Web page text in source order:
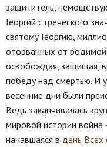
защититель,
Георгий с греческого
святому Георгию,
оторванных от родимой
освобождая, защищая,
победу над смертью. И
весенние дни были
Ведь заканчивалась
мировой истории
начавшаяся в день Всех